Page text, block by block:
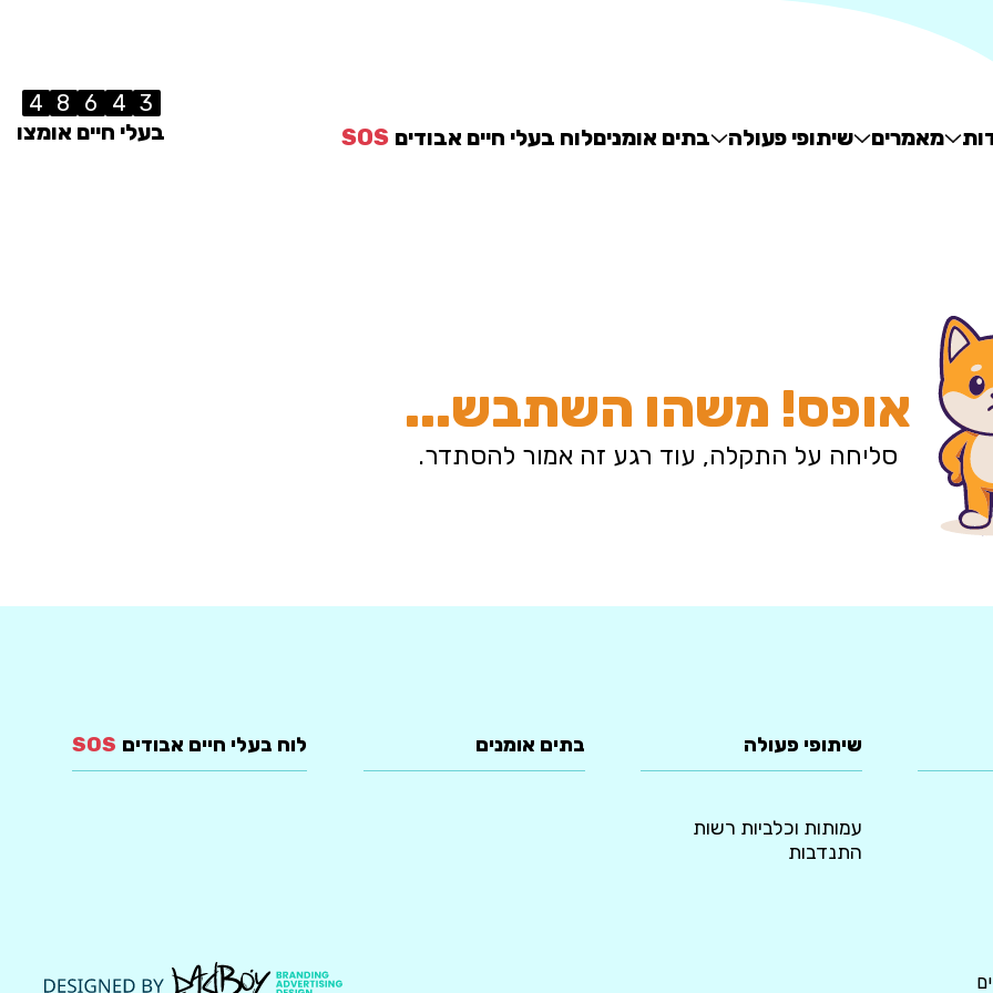
מאמרים שיתופי פעולה בתים אומניםלוח בעלי חיים אבודים SOS
3
4
6
8
4
בעלי חיים אומצו
אופס! משהו השתבש...
סליחה על התקלה, עוד רגע זה אמור להסתדר.
שיתופי פעולה
עמותות וכלביות רשות
התנדבות
בתים אומנים לוח בעלי חיים אבודים SOS